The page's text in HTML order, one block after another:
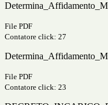
File PDF
Contatore click: 27
File PDF
Contatore click: 23